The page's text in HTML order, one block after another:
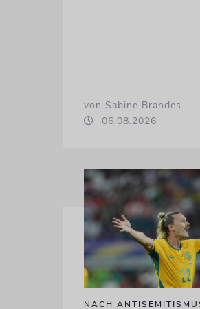
von Sabine Brandes
06.08.2026
NACH